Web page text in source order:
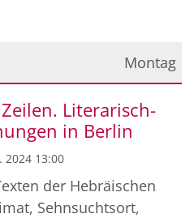
Montag
Literarisch-
in Berlin
2024 13:00
der Hebräischen
Sehnsuchtsort,